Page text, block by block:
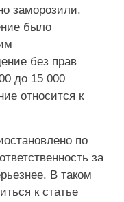
заморозили.
было
без прав
до 15 000
относится к
по
за
В таком
к статье